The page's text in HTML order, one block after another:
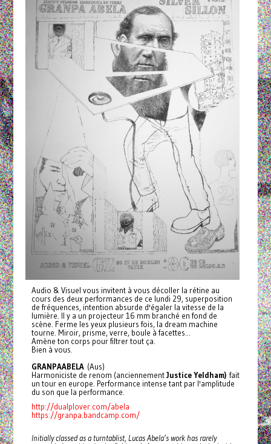
Audio & Visuel vous invitent à vous décoller la rétine au
cours des deux performances de ce lundi 29, superposition
de fréquences, intention absurde d'égaler la vitesse de la
lumière. Il y a un projecteur 16 mm branché en fond de
scène. Ferme les yeux plusieurs fois, la dream machine
tourne. Miroir, prisme, verre, boule à facettes...
Amène ton corps pour filtrer tout ça.
Bien à vous.
GRANPAABELA(Aus)
Harmoniciste de renom (anciennementJustice Yeldham)fait
un tour en europe. Performance intense tant par l'amplitude
du son que la performance.
http://dualplover.com/abela
https://granpa.bandcamp.com/
Initially classed as a turntablist, Lucas Abela’s work has rarely